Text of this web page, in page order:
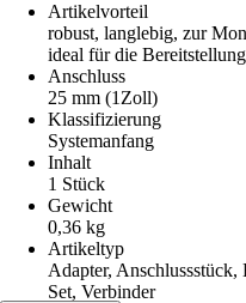
Artikelvorteil
robust, langlebig, zur
ideal für die
Anschluss
25 mm (1Zoll)
Klassifizierung
Systemanfang
Inhalt
1 Stück
Gewicht
0,36 kg
Artikeltyp
Adapter, Anschlussstück,
Set, Verbinder